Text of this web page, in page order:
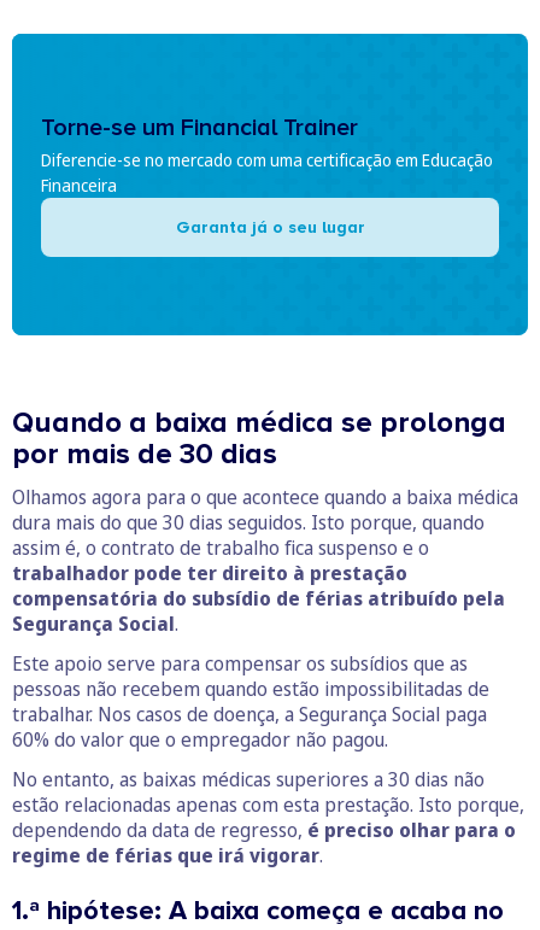
Torne-se um Financial Trainer
Diferencie-se no mercado com uma certificação em Educação
Financeira
Garanta já o seu lugar
Quando a baixa médica se prolonga
por mais de 30 dias
Olhamos agora para o que acontece quando a baixa médica
dura mais do que 30 dias seguidos. Isto porque, quando
assim é, o contrato de trabalho fica suspenso e o
trabalhador pode ter direito à prestação
compensatória do subsídio de férias atribuído pela
Segurança Social.
Este apoio serve para compensar os subsídios que as
pessoas não recebem quando estão impossibilitadas de
trabalhar. Nos casos de doença, a Segurança Social paga
60% do valor que o empregador não pagou.
No entanto, as baixas médicas superiores a 30 dias não
estão relacionadas apenas com esta prestação. Isto porque,
dependendo da data de regresso, é preciso olhar para o
regime de férias que irá vigorar.
1.ª hipótese: A baixa começa e acaba no